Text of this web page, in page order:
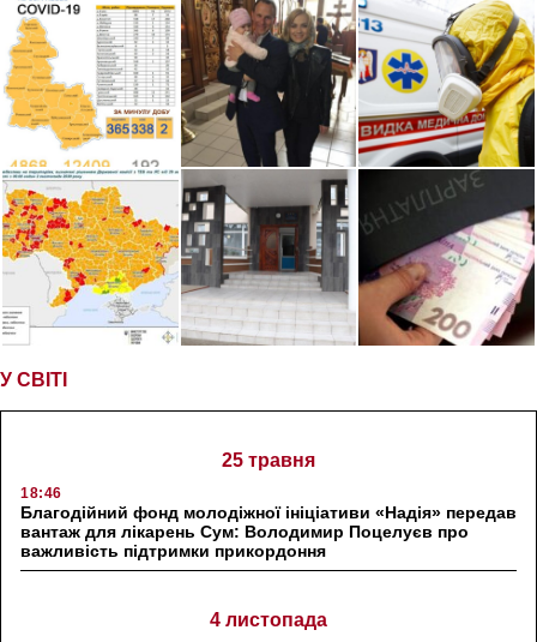
У СВІТІ
25 травня
18:46
Благодійний фонд молодіжної ініціативи «Надія» передав
вантаж для лікарень Сум: Володимир Поцелуєв про
важливість підтримки прикордоння
4 листопада